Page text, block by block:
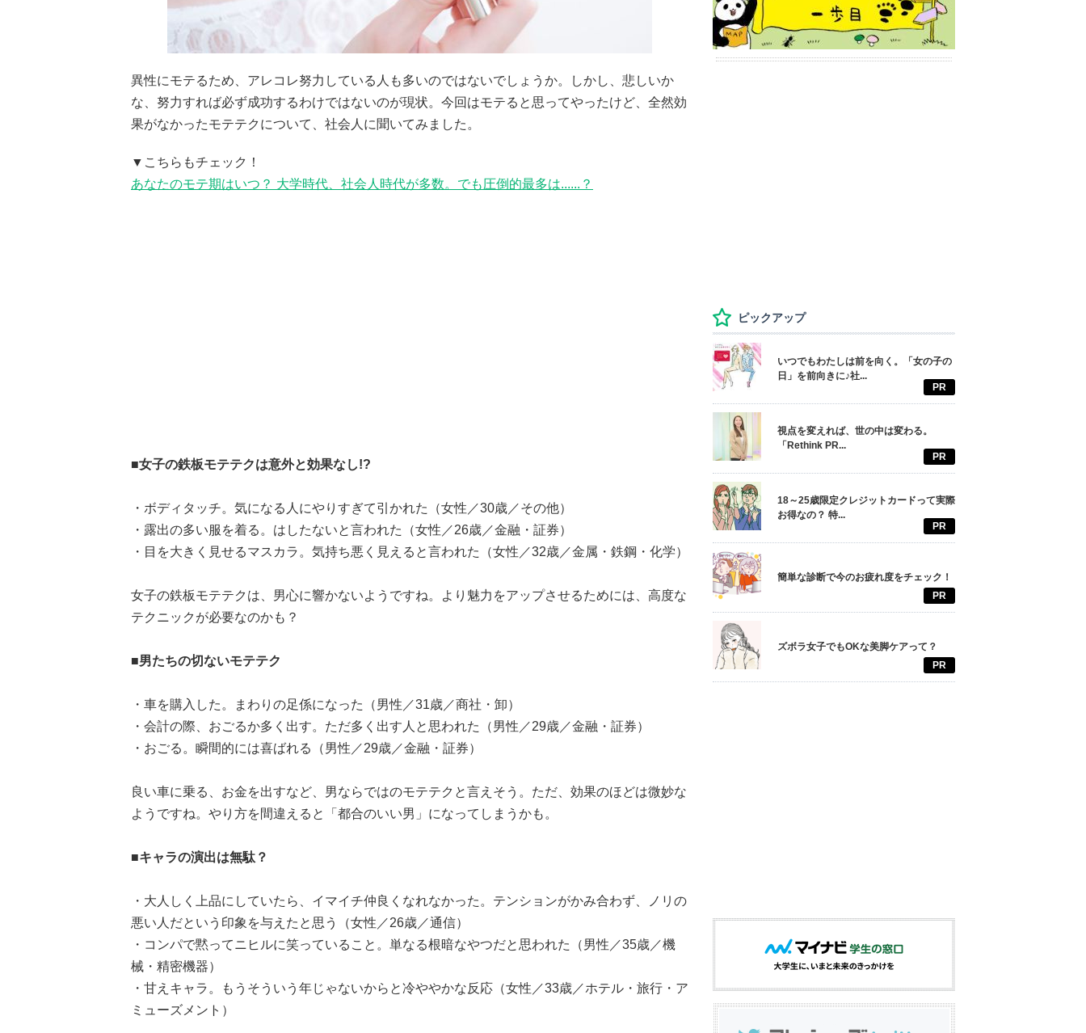
異性にモテるため、アレコレ努力している人も多いのではないでしょうか。しかし、悲しいか
な、努力すれば必ず成功するわけではないのが現状。今回はモテると思ってやったけど、全然効
果がなかったモテテクについて、社会人に聞いてみました。
▼こちらもチェック！
あなたのモテ期はいつ？ 大学時代、社会人時代が多数。でも圧倒的最多は......？
■女子の鉄板モテテクは意外と効果なし!?
・ボディタッチ。気になる人にやりすぎて引かれた（女性／30歳／その他）
・露出の多い服を着る。はしたないと言われた（女性／26歳／金融・証券）
・目を大きく見せるマスカラ。気持ち悪く見えると言われた（女性／32歳／金属・鉄鋼・化学）
女子の鉄板モテテクは、男心に響かないようですね。より魅力をアップさせるためには、高度な
テクニックが必要なのかも？
■男たちの切ないモテテク
・車を購入した。まわりの足係になった（男性／31歳／商社・卸）
・会計の際、おごるか多く出す。ただ多く出す人と思われた（男性／29歳／金融・証券）
・おごる。瞬間的には喜ばれる（男性／29歳／金融・証券）
良い車に乗る、お金を出すなど、男ならではのモテテクと言えそう。ただ、効果のほどは微妙な
ようですね。やり方を間違えると「都合のいい男」になってしまうかも。
■キャラの演出は無駄？
・大人しく上品にしていたら、イマイチ仲良くなれなかった。テンションがかみ合わず、ノリの
悪い人だという印象を与えたと思う（女性／26歳／通信）
・コンパで黙ってニヒルに笑っていること。単なる根暗なやつだと思われた（男性／35歳／機
械・精密機器）
・甘えキャラ。もうそういう年じゃないからと冷ややかな反応（女性／33歳／ホテル・旅行・ア
ミューズメント）
ピックアップ
いつでもわたしは前を向く。「女の子の
日」を前向きに♪社...
PR
視点を変えれば、世の中は変わる。
「Rethink PR...
PR
18～25歳限定クレジットカードって実際
お得なの？ 特...
PR
簡単な診断で今のお疲れ度をチェック！
PR
ズボラ女子でもOKな美脚ケアって？
PR